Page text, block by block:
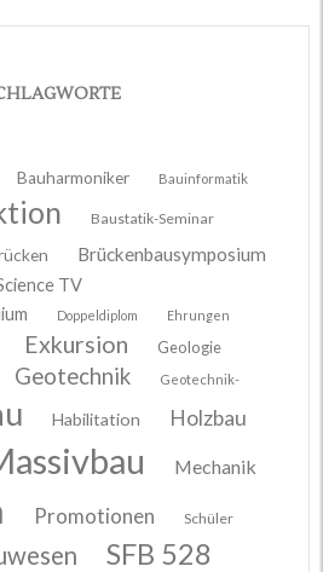
Bauharmoniker Bauinformatik
Baustatik-Seminar
Brückenbausymposium
TV
Doppeldiplom Ehrungen
Exkursion
Geologie
Geotechnik Geotechnik-
Habilitation Holzbau
Mechanik
Promotionen Schüler
SFB 528